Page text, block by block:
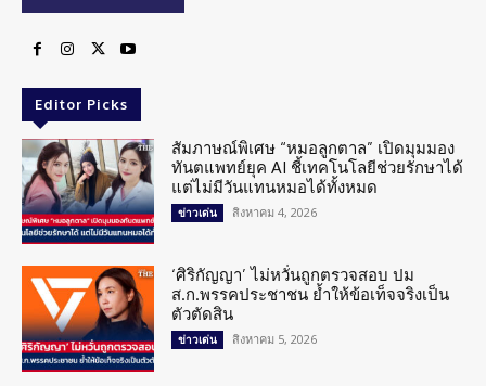
Editor Picks
สัมภาษณ์พิเศษ “หมอลูกตาล” เปิดมุมมอง
ทันตแพทย์ยุค AI ชี้เทคโนโลยีช่วยรักษาได้
แต่ไม่มีวันแทนหมอได้ทั้งหมด
ข่าวเด่น สิงหาคม 4, 2026
‘ศิริกัญญา’ ไม่หวั่นถูกตรวจสอบ ปม
ส.ก.พรรคประชาชน ย้ำให้ข้อเท็จจริงเป็น
ตัวตัดสิน
ข่าวเด่น สิงหาคม 5, 2026